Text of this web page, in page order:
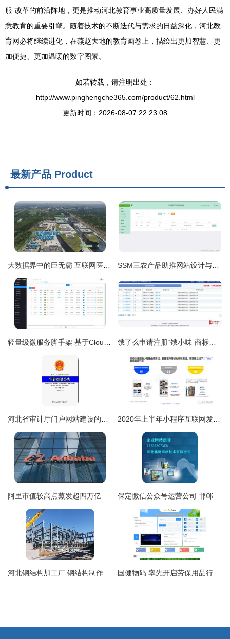
服”改革的前沿阵地，更是推动河北教育事业高质量发展、办好人民满
意教育的重要引擎。随着技术的不断迭代与需求的日益深化，河北教
育网必将继续进化，在燕赵大地的教育画卷上，描绘出更加智慧、更
加便捷、更加温暖的数字图景。
如若转载，请注明出处：
http://www.pinghengche365.com/product/62.html
更新时间：2026-08-07 22:23:08
最新产品 Product